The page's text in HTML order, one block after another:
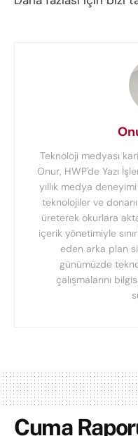
Teknoloji medyası
Onur, HWP'de Yazı
yıllık medya
teknolojiler ve
üreterek okurlara
içerik yönetimiyle
eden arka plan
günümüzde
çalışmalarını
Cuma